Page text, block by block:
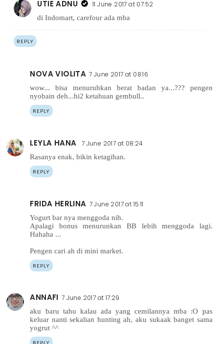
UTIE ADNU 11 June 2017 at 07:52
di Indomart, carefour ada mba
REPLY
NOVA VIOLITA 7 June 2017 at 08:16
wow... bisa menuruhkan berat badan ya...??? pengen
nyobain deh...hi2 ketahuan gembull..
REPLY
LEYLA HANA 7 June 2017 at 08:24
Rasanya enak, bikin ketagihan.
REPLY
FRIDA HERLINA 7 June 2017 at 15:11
Yogurt bar nya menggoda nih.
Apalagi bonus menurunkan BB lebih menggoda lagi.
Hahaha ...
Pengen cari ah di mini market.
REPLY
ANNAFI 7 June 2017 at 17:29
aku baru tahu kalau ada yang cemilannya mba :O pas
keluar nanti sekalian hunting ah, aku sukaak banget sama
yogrut ^^
REPLY